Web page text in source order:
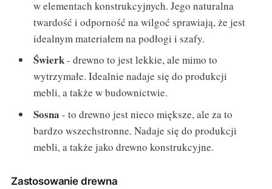
w elementach konstrukcyjnych. Jego naturalna
twardość i odporność na wilgoć sprawiają, że jest
idealnym materiałem na podłogi i szafy.
Świerk- drewno to jest lekkie, ale mimo to
wytrzymałe. Idealnie nadaje się do produkcji
mebli, a także w budownictwie.
Sosna - to drewno jest nieco miększe, ale za to
bardzo wszechstronne. Nadaje się do produkcji
mebli, a także jako drewno konstrukcyjne.
Zastosowanie drewna